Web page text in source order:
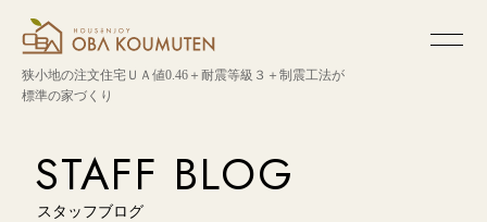
狭小地の注文住宅ＵＡ値0.46＋耐震等級３＋制震工法が
標準の家づくり
STAFF BLOG
スタッフブログ